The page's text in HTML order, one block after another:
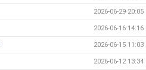
2026-06-29 20:05
2026-06-16 14:16
2026-06-15 11:03
2026-06-12 13:34